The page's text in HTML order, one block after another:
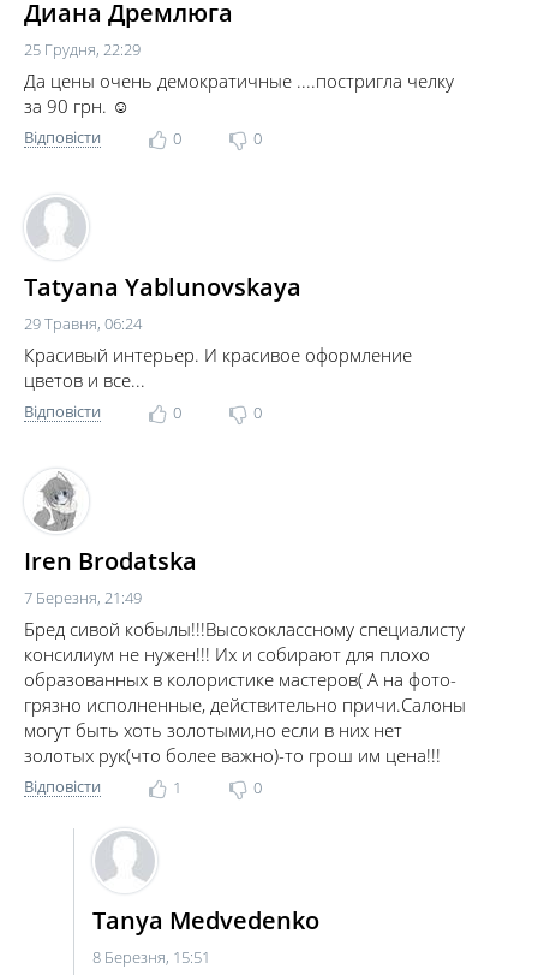
Диана Дремлюга
25 Грудня, 22:29
Да цены очень демократичные ....постригла челку
за 90 грн. ☺
Відповісти 0 0
Tatyana Yablunovskaya
29 Травня, 06:24
Красивый интерьер. И красивое оформление
цветов и все...
Відповісти 0 0
Iren Brodatska
7 Березня, 21:49
Бред сивой кобылы!!!Высококлассному специалисту
консилиум не нужен!!! Их и собирают для плохо
образованных в колористике мастеров( А на фото-
грязно исполненные, действительно причи.Салоны
могут быть хоть золотыми,но если в них нет
золотых рук(что более важно)-то грош им цена!!!
Відповісти 1 0
Tanya Medvedenko
8 Березня, 15:51